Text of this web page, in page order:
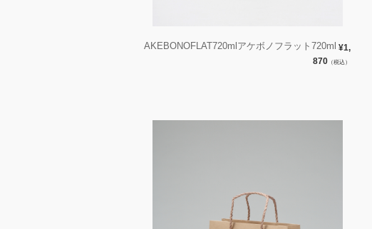
AKEBONOFLAT720mlアケボノフラット720ml ¥1,
870 （税込）